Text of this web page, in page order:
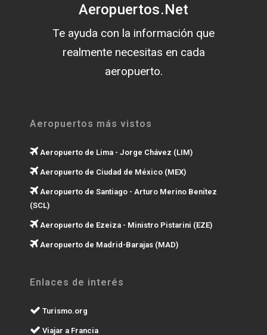
Aeropuertos.Net
Te ayuda con la información que
realmente necesitas en cada
aeropuerto.
Aeropuertos más vistos
Aeropuerto de Lima - Jorge Chávez (LIM)
Aeropuerto de Ciudad de México (MEX)
Aeropuerto de Santiago - Arturo Merino Benítez
(SCL)
Aeropuerto de Ezeiza - Ministro Pistarini (EZE)
Aeropuerto de Madrid-Barajas (MAD)
Enlaces de interés
Turismo.org
Viajar a Francia